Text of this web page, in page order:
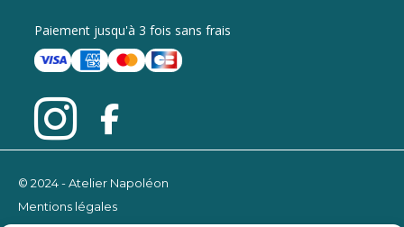
Paiement jusqu'à 3 fois sans frais
© 2024 - Atelier Napoléon
Mentions légales